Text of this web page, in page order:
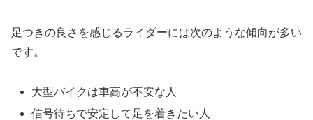
足つきの良さを感じるライダーには次のような傾向が多い
です。
大型バイクは車高が不安な人
信号待ちで安定して足を着きたい人